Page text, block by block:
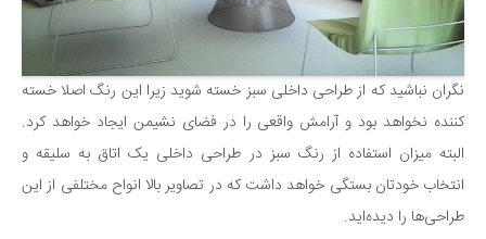
نگران نباشید که از طراحی داخلی سبز خسته شوید زیرا این رنگ اصلا خسته
کننده نخواهد بود و آرامش واقعی را در فضای نشیمن ایجاد خواهد کرد.
البته میزان استفاده از رنگ سبز در طراحی داخلی یک اتاق به سلیقه و
انتخاب خودتان بستگی خواهد داشت که در تصاویر بالا انواح مختلفی از این
طراحی‌ها را دیده‌اید.